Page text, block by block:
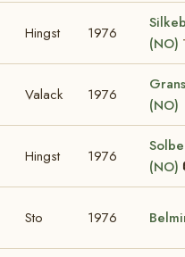
Hingst 1976
(NO)
Valack 1976
(NO)
Hingst 1976
(NO)
Sto 1976